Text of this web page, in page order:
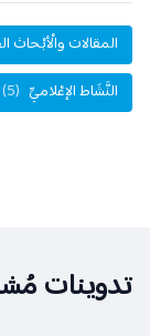
المقالات والْأبْحاث
النَّشَاط الإعْلاميِّ (5)
تدوينات